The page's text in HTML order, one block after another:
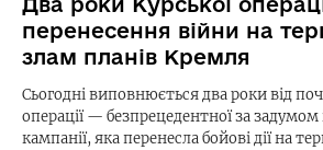
перенесення війни на
злам планів Кремля
Сьогодні виповнюється два роки від
операції — безпрецедентної за
кампанії, яка перенесла бойові дії на